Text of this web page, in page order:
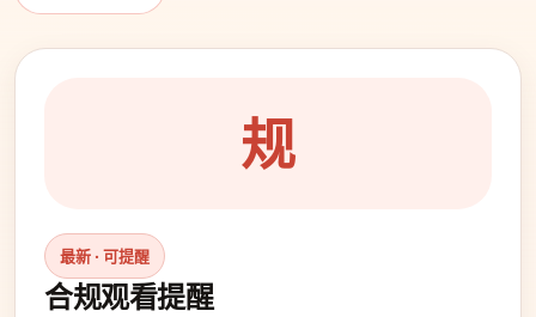
规
最新 · 可提醒
合规观看提醒